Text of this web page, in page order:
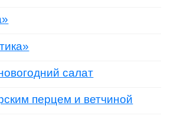
салат
перцем и ветчиной